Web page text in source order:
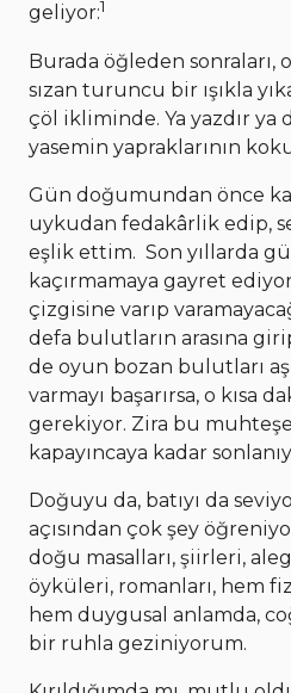
geliyor:1
Burada öğleden sonraları,
sızan turuncu bir ışıkla
çöl ikliminde. Ya yazdır ya
yasemin yapraklarının
Gün doğumundan önce
uykudan fedakârlik edip,
eşlik ettim. Son yıllarda
kaçırmamaya gayret
çizgisine varıp
defa bulutların arasına
de oyun bozan bulutları
varmayı başarırsa, o kısa
gerekiyor. Zira bu
kapayıncaya kadar
Doğuyu da, batıyı da
açısından çok şey
doğu masalları, şiirleri,
öyküleri, romanları, hem
hem duygusal anlamda,
bir ruhla geziniyorum.